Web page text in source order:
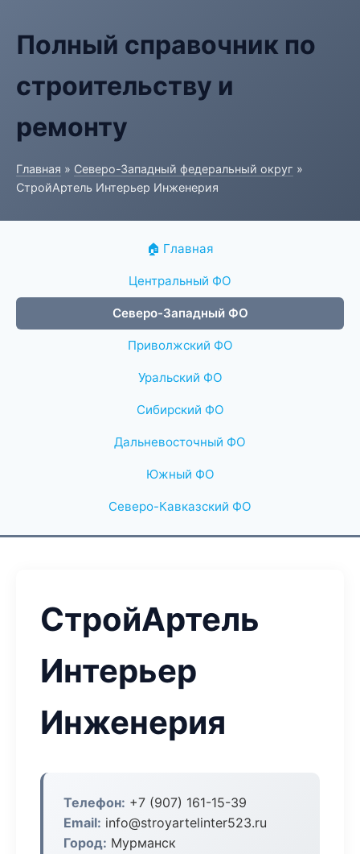
Полный справочник по
строительству и
ремонту
Главная » Северо-Западный федеральный округ »
СтройАртель Интерьер Инженерия
🏠 Главная
Центральный ФО
Северо-Западный ФО
Приволжский ФО
Уральский ФО
Сибирский ФО
Дальневосточный ФО
Южный ФО
Северо-Кавказский ФО
СтройАртель
Интерьер
Инженерия
Телефон: +7 (907) 161-15-39
Email: info@stroyartelinter523.ru
Город: Мурманск